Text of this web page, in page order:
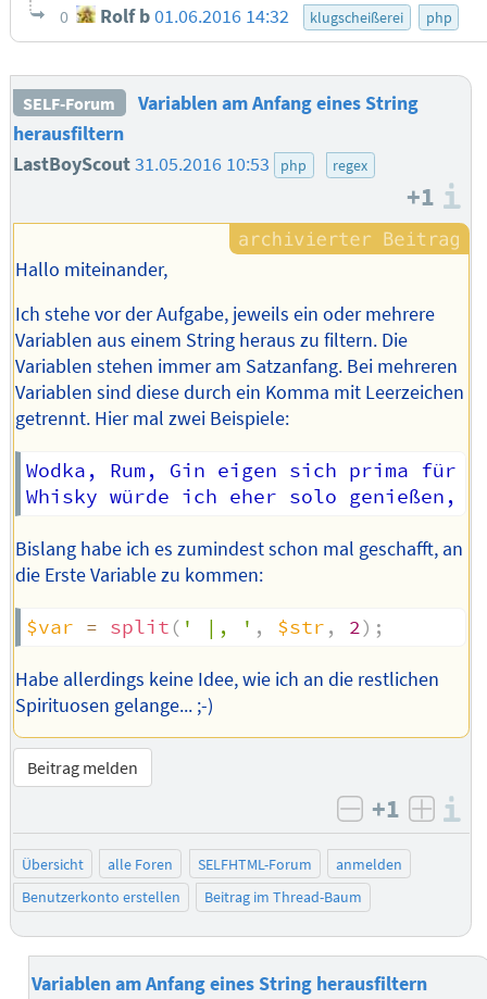
0 Rolf b01.06.2016 14:32 klugscheißerei php
SELF-Forum
Variablen am Anfang eines String
herausfiltern
LastBoyScout31.05.2016 10:53 php regex
+1
Hallo miteinander,
Ich stehe vor der Aufgabe, jeweils ein oder mehrere
Variablen aus einem String heraus zu filtern. Die
Variablen stehen immer am Satzanfang. Bei mehreren
Variablen sind diese durch ein Komma mit Leerzeichen
getrennt. Hier mal zwei Beispiele:
Wodka, Rum, Gin eigen sich prima für
Bislang habe ich es zumindest schon mal geschafft, an
die Erste Variable zu kommen:
$var = split ( ' |, ' , $str , 2) ;
Habe allerdings keine Idee, wie ich an die restlichen
Spirituosen gelange... ;-)
Beitrag melden
negativ
+1
Übersicht alle Foren SELFHTML-Forum
anmelden
Benutzerkonto erstellen
Beitrag im Thread-Baum
Variablen am Anfang eines String herausfiltern